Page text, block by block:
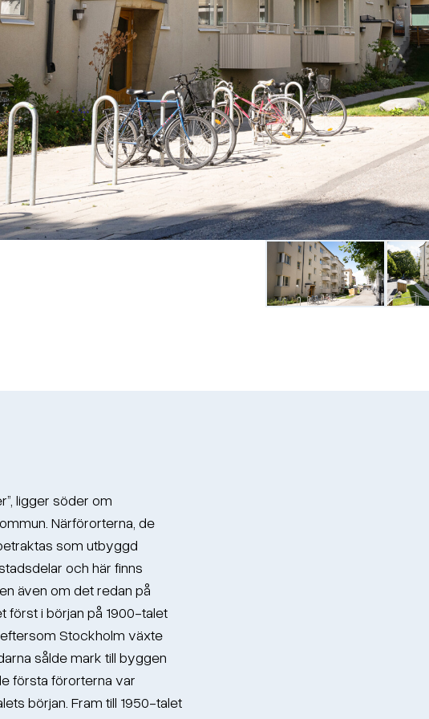
Go to slide 1
ligger söder om
Närförorterna, de
som utbyggd
och här finns
även om det redan på
först i början på 1900-talet
Stockholm växte
sålde mark till byggen
första förorterna var
början. Fram till 1950-talet